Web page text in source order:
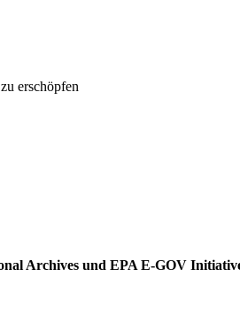
erschöpfen
Archives und EPA E-GOV